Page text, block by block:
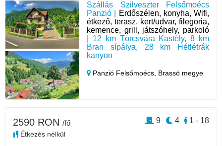
Szállás Szilveszter Felsőmoécs
Panzió |
Erdőszélen, konyha, Wifi,
étkező, terasz, kert/udvar, filegoria,
kemence, grill, játszóhely, parkoló
| 12 km Törcsvára Kastély, 8 km
Bran sípálya, 28 km Hétlétrák
kanyon
Panzió Felsőmoécs, Brassó megye
2590 RON /fő
Étkezés nélkül
1 - 18
4
9